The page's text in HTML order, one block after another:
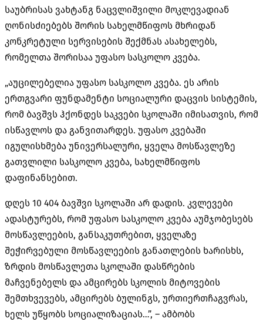
საუბრისას ვახტანგ ნაცვლიშვილი მოკლევადიან
ღონისძიებებს შორის სახელმწიფოს მხრიდან
კონკრეტული სერვისების შექმნას ასახელებს,
რომელთა შორისაა უფასო სასკოლო კვება.
„აუცილებელია უფასო სასკოლო კვება. ეს არის
ერთგვარი ფუნდამენტი სოციალური დაცვის სისტემის,
რომ ბავშვს ჰქონდეს საკვები სკოლაში იმისათვის, რომ
ისწავლოს და განვითარდეს. უფასო კვებაში
იგულისხმება უნივერსალური, ყველა მოსწავლეზე
გათვლილი სასკოლო კვება, სახელმწიფოს
დაფინანსებით.
დღეს 10 404 ბავშვი სკოლაში არ დადის. კვლევები
ადასტურებს, რომ უფასო სასკოლო კვება აუმჯობესებს
მოსწავლეების, განსაკუთრებით, ყველაზე
შეჭირვებული მოსწავლეების განათლების ხარისხს,
ზრდის მოსწავლეთა სკოლაში დასწრების
მაჩვენებელს და ამცირებს სკოლის მიტოვების
შემთხვევებს, ამცირებს ბულინგს, ურთიერთჩაგვრას,
ხელს უწყობს სოციალიზაციას…”, – ამბობს